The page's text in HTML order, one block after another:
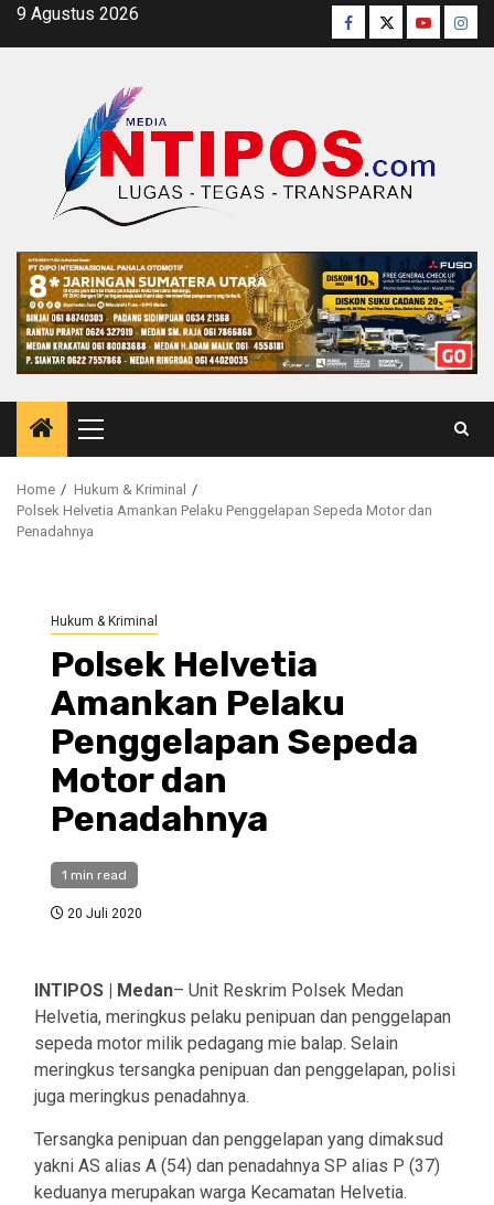
Skip9 Agustus 2026 Facebook
TwitterYoutube
Primary
Menu
Home
Hukum & Kriminal
Polsek Helvetia Amankan Pelaku Penggelapan Sepeda Motor dan
Penadahnya
Hukum & Kriminal
Polsek Helvetia
Amankan Pelaku
Penggelapan Sepeda
Motor dan
Penadahnya
1 min read
20 Juli 2020
INTIPOS | Medan– Unit Reskrim Polsek Medan
Helvetia, meringkus pelaku penipuan dan penggelapan
sepeda motor milik pedagang mie balap. Selain
meringkus tersangka penipuan dan penggelapan, polisi
juga meringkus penadahnya.
Tersangka penipuan dan penggelapan yang dimaksud
yakni AS alias A (54) dan penadahnya SP alias P (37)
keduanya merupakan warga Kecamatan Helvetia.